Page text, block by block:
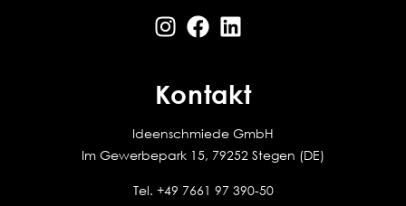
Kontakt
Ideenschmiede GmbH
Im Gewerbepark 15, 79252 Stegen (DE)
Tel. +49 7661 97 390-50